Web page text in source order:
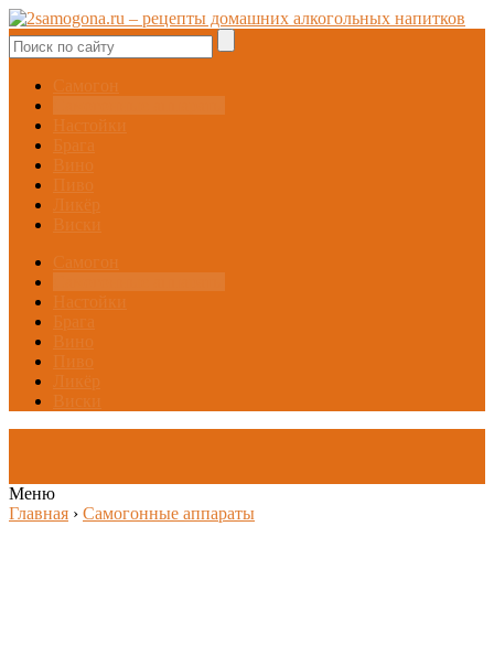
Самогон
Настойки
Брага
Вино
Пиво
Ликёр
Виски
Самогон
Настойки
Брага
Вино
Пиво
Ликёр
Виски
Меню
Главная › Самогонные аппараты